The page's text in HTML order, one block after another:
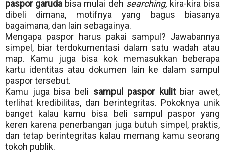
paspor garuda bisa mulai deh searching, kira-kira bisa
dibeli dimana, motifnya yang bagus biasanya
bagaimana, dan lain sebagainya.
Mengapa paspor harus pakai sampul? Jawabannya
simpel, biar terdokumentasi dalam satu wadah atau
map. Kamu juga bisa kok memasukkan beberapa
kartu identitas atau dokumen lain ke dalam sampul
paspor tersebut.
Kamu juga bisa beli sampul paspor kulit biar awet,
terlihat kredibilitas, dan berintegritas. Pokoknya unik
banget kalau kamu bisa beli sampul paspor yang
keren karena penerbangan juga butuh simpel, praktis,
dan tetap berintegritas kalau memang kamu seorang
tokoh publik.